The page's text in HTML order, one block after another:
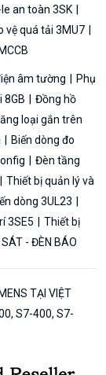
le an toàn 3SK
vệ quá tải 3MU7
âm tường
Phụ
8GB
Đồng hồ
loại gắn trên
Biến dòng đo
Đèn tầng
Thiết bị quản lý và
dòng 3UL23
3SE5
Thiết bị
- ĐÈN BÁO
TẠI VIỆT
S7-400, S7-